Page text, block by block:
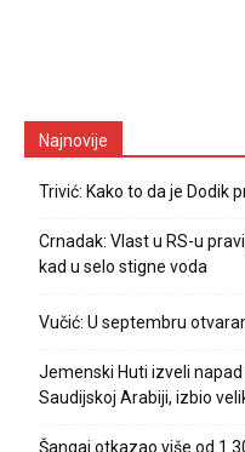
Najnovije
Trivić: Kako to da je Dodik
Crnadak: Vlast u RS-u
kad u selo stigne voda
Vučić: U septembru
Jemenski Huti izveli
Saudijskoj Arabiji, izbio
Šangaj otkazao više od